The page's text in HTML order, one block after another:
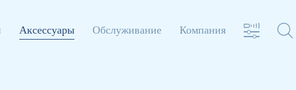
Аксессуары Обслуживание Компания